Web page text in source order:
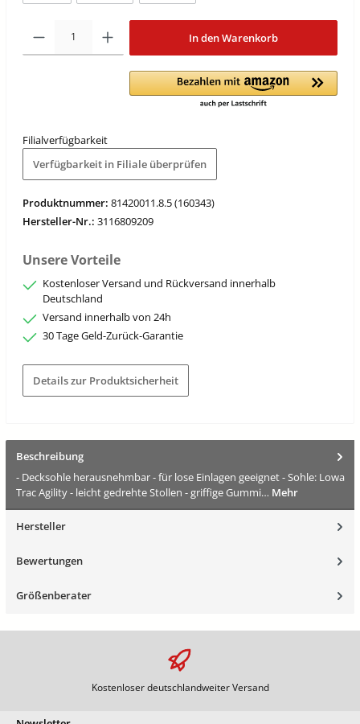
In den Warenkorb
Filialverfügbarkeit
Verfügbarkeit in Filiale überprüfen
Produktnummer: 81420011.8.5 (160343)
Hersteller-Nr.: 3116809209
Unsere Vorteile
Kostenloser Versand und Rückversand innerhalb
Deutschland
Versand innerhalb von 24h
30 Tage Geld-Zurück-Garantie
Details zur Produktsicherheit
Beschreibung
- Decksohle herausnehmbar - für lose Einlagen geeignet - Sohle: Lowa
Trac Agility - leicht gedrehte Stollen - griffige Gummi… Mehr
Hersteller
Bewertungen
Größenberater
Kostenloser deutschlandweiter Versand